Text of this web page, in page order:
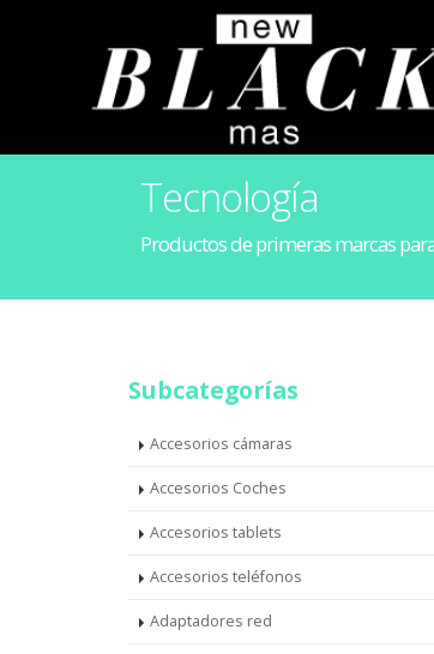
Tecnología
Productos de primeras marcas
Subcategorías
Accesorios cámaras
Accesorios Coches
Accesorios tablets
Accesorios teléfonos
Adaptadores red